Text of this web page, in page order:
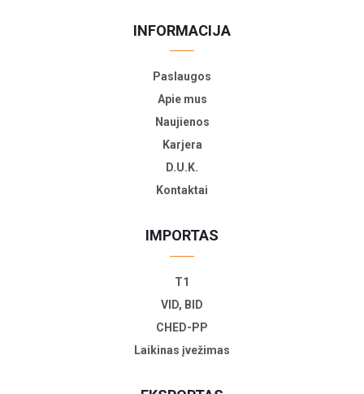
INFORMACIJA
Paslaugos
Apie mus
Naujienos
Karjera
D.U.K.
Kontaktai
IMPORTAS
T1
VID, BID
CHED-PP
Laikinas įvežimas